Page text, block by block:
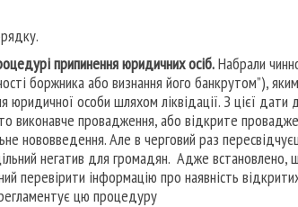
припинення юридичних осіб.Набрали
боржника або визнання його банкрутом”),
особи шляхом ліквідації. З цієї
виконавче провадження, або відкрите
нововведення. Але в черговий раз
негатив для громадян. Адже встановлено,
перевірити інформацію про наявність
цю процедуру